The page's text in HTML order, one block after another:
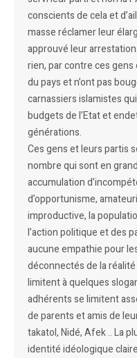
conscients de cela et
masse réclamer leur
approuvé leur
rien, par contre ces
du pays et n’ont pas
carnassiers islamistes
budgets de l’Etat et
générations.
Ces gens et leurs partis
nombre qui sont en
accumulation
d’opportunisme,
improductive, la
l’action politique et des
aucune empathie pour
déconnectés de la
limitent à quelques
adhérents se limitent
de parents et amis de
takatol, Nidé, Afek .. La
identité idéologique